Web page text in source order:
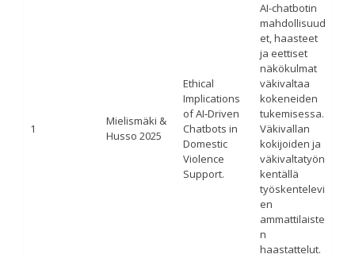
1
Mielismäki &
Husso 2025
Ethical
Implications
of AI‐Driven
Chatbots in
Domestic
Violence
Support.
AI-chatbotin
mahdollisuud
et, haasteet
ja eettiset
näkökulmat
väkivaltaa
kokeneiden
tukemisessa.
Väkivallan
kokijoiden ja
väkivaltatyön
kentällä
työskentelevi
en
ammattilaiste
n
haastattelut.